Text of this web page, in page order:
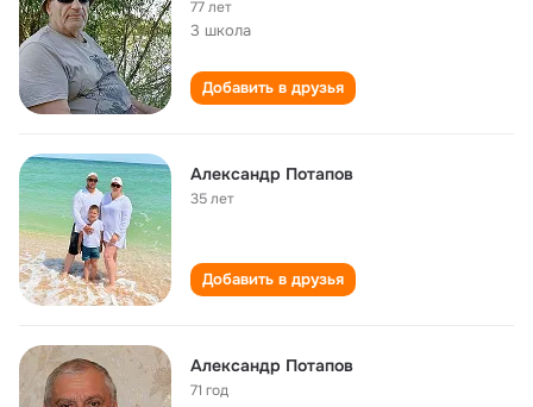
77 лет
3 школа
Добавить в друзья
Aлександр Потапов
35 лет
Добавить в друзья
Александр Потапов
71 год